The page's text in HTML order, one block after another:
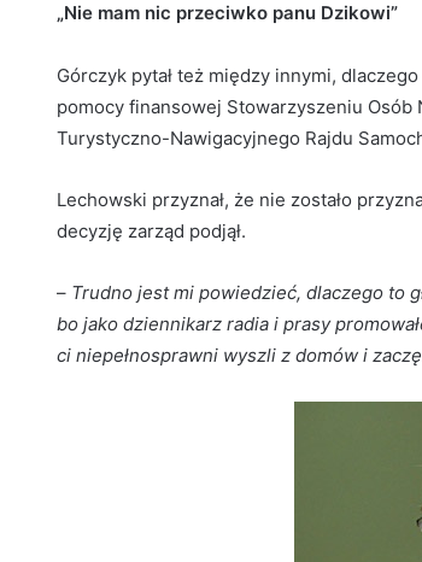
„Nie mam nic przeciwko panu Dzikowi”
Górczyk pytał też między innymi,
pomocy finansowej Stowarzyszeniu Osób
Turystyczno-Nawigacyjnego Rajdu
Lechowski przyznał, że nie zostało
decyzję zarząd podjął.
– Trudno jest mi powiedzieć, dlaczego to
bo jako dziennikarz radia i prasy
ci niepełnosprawni wyszli z domów i